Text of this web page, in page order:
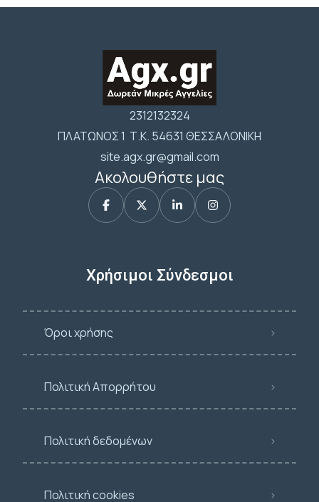
2312132324
ΠΛΑΤΩΝΟΣ 1 Τ.Κ. 54631 ΘΕΣΣΑΛΟΝΙΚΗ
site.agx.gr@gmail.com
Ακολουθήστε μας
Χρήσιμοι Σύνδεσμοι
Όροι χρήσης
Πολιτική Απορρήτου
Πολιτική δεδομένων
Πολιτική cookies